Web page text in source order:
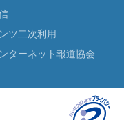
ツ二次利用
ターネット報道協会